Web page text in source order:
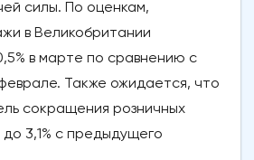
силы. По оценкам,
в Великобритании
в марте по сравнению с
Также ожидается, что
сокращения розничных
3,1% с предыдущего